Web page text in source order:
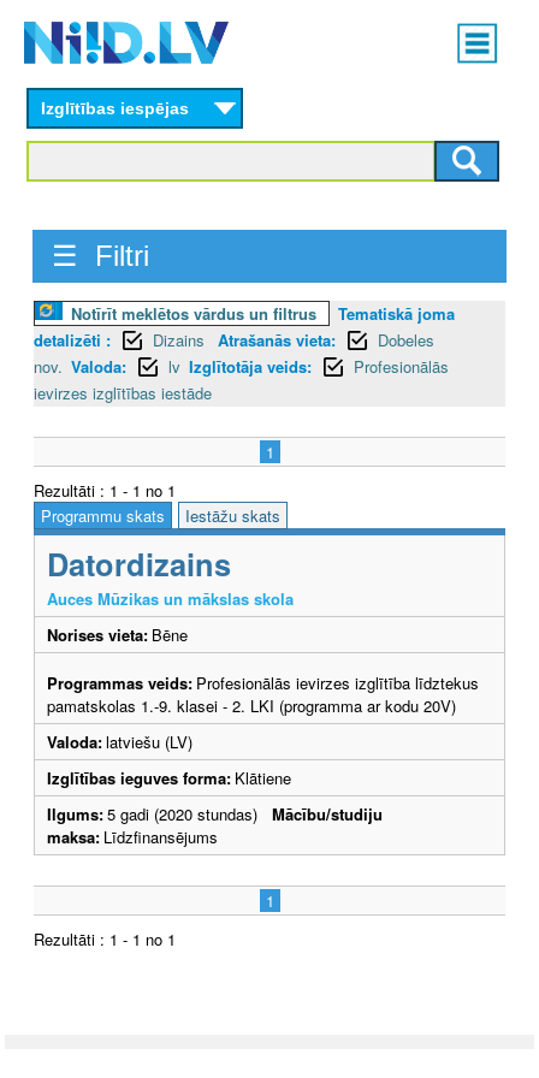
content
Main
menu
Izglītības iespējas
☰ Filtri
Notīrīt meklētos vārdus un filtrus
Tematiskā joma
detalizēti :
Dizains Atrašanās vieta:
Dobeles
nov. Valoda: lv Izglītotāja veids:
Profesionālās
ievirzes izglītības iestāde
1
Rezultāti : 1 - 1 no 1
Programmu skats
Iestāžu skats
Datordizains
Auces Mūzikas un mākslas skola
Norises vieta: Bēne
Programmas veids: Profesionālās ievirzes izglītība līdztekus
pamatskolas 1.-9. klasei - 2. LKI (programma ar kodu 20V)
Valoda:latviešu (LV)
Izglītības ieguves forma: Klātiene
Ilgums:5 gadi (2020 stundas) Mācību/studiju
maksa: Līdzfinansējums
1
Rezultāti : 1 - 1 no 1